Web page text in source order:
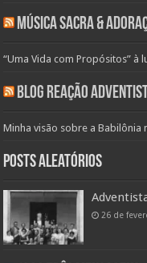
Música Sacra &
“Uma Vida com Propósitos” à
Blog Reação
Minha visão sobre a Babilônia
Posts aleatórios
26 de